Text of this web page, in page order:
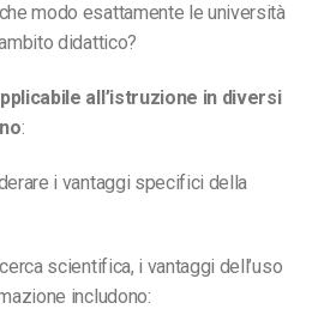
modo esattamente le università
didattico?
all’istruzione in diversi
:
i vantaggi specifici della
scientifica, i vantaggi dell’uso
includono: